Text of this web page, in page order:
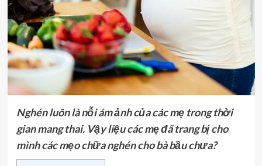
Nghén luôn là nỗi ám ảnh của các mẹ trong thời
gian mang thai. Vậy liệu các mẹ đã trang bị cho
mình các mẹo chữa nghén cho bà bầu chưa?